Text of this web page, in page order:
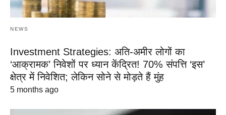
NEWS
Investment Strategies: अति-अमीर लोगों का
‘आक्रामक’ निवेशों पर ध्यान केंद्रित! 70% संपत्ति ‘इस’
क्षेत्र में निवेशित; लेकिन सोने से मोड़ते हैं मुंह
5 months ago